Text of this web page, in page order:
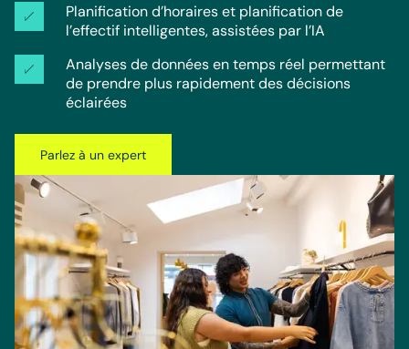
Planification d’horaires et planification de
l’effectif intelligentes, assistées par l’IA
Analyses de données en temps réel permettant
de prendre plus rapidement des décisions
éclairées
Parlez à un expert